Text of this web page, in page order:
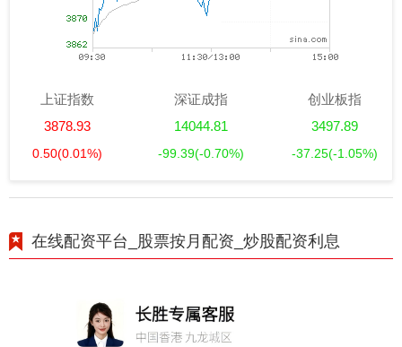
上证指数
3878.93
0.50(0.01%)
深证成指
14044.81
-99.39(-0.70%)
创业板指
3497.89
-37.25(-1.05%)
在线配资平台_股票按月配资_炒股配资利息